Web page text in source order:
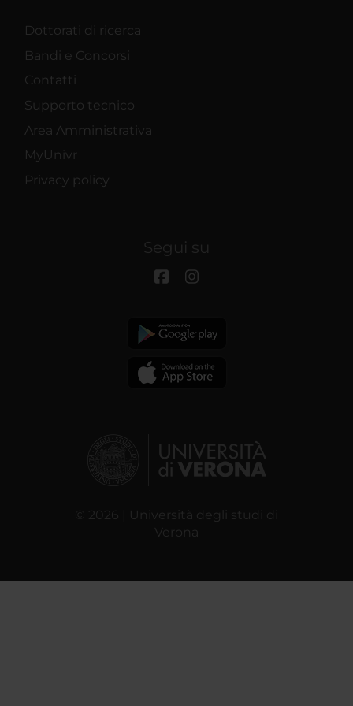
Dottorati di ricerca
Bandi e Concorsi
Contatti
Supporto tecnico
Area Amministrativa
MyUnivr
Privacy policy
Segui su
© 2026 | Università degli studi di
Verona